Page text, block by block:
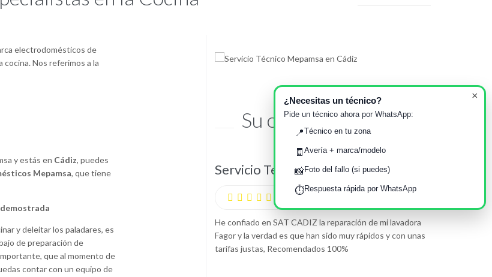
electrodomésticos de
Nos referimos a la
y estás en Cádiz, puedes
Mepamsa, que tiene
demostrada
y deleitar los paladares, es
de preparación de
que al momento de
contar con un equipo de
Su opinión importa
Técnico Profesional
y la verdad es que han sido muy rápidos y con unas
justas, Recomendados 100%
Técnico amable y puntual
     Ana Durán García
Cuando llamé a este Servicio Técnico en Cádiz tenía mis
dudas, pero han demostrado tener un trato profesional y
realizar y trabajo efectivo, ahora realizan mantenimientos
×
¿Necesitas un técnico?
Pide un técnico ahora por WhatsApp:
📍Técnico en tu zona
🧾 Avería + marca/modelo
📸Foto del fallo (si puedes)
⏱️Respuesta rápida por WhatsApp